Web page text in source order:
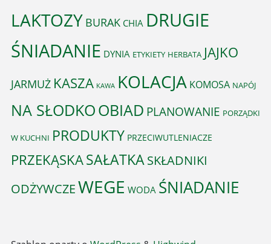
LAKTOZY BURAK CHIA DRUGIE
ŚNIADANIE DYNIA ETYKIETY HERBATA JAJKO
JARMUŻ KASZA KAWA KOLACJA KOMOSA NAPÓJ
NA SŁODKOOBIAD PLANOWANIE PORZĄDKI
W KUCHNI PRODUKTY PRZECIWUTLENIACZE
PRZEKĄSKASAŁATKASKŁADNIKI
ODŻYWCZEWEGE WODA ŚNIADANIE